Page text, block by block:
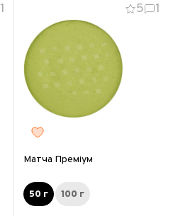
1 5 1
Матча Преміум
50 г 100 г